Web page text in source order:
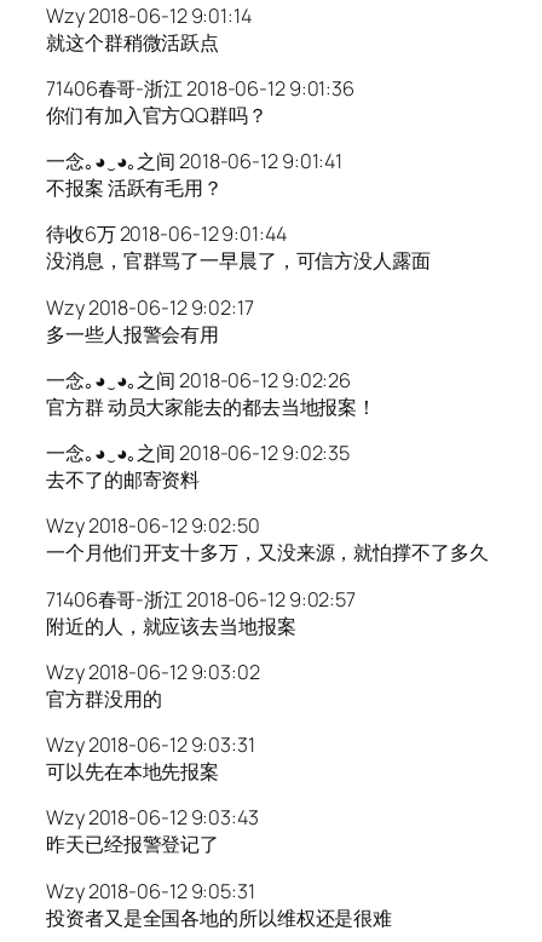
Wzy 2018-06-12 9:01:14
就这个群稍微活跃点
71406春哥-浙江 2018-06-12 9:01:36
你们有加入官方QQ群吗？
一念｡◕‿◕｡之间 2018-06-12 9:01:41
不报案 活跃有毛用？
待收6万 2018-06-12 9:01:44
没消息，官群骂了一早晨了，可信方没人露面
Wzy 2018-06-12 9:02:17
多一些人报警会有用
一念｡◕‿◕｡之间 2018-06-12 9:02:26
官方群 动员大家能去的都去当地报案！
一念｡◕‿◕｡之间 2018-06-12 9:02:35
去不了的邮寄资料
Wzy 2018-06-12 9:02:50
一个月他们开支十多万，又没来源，就怕撑不了多久
71406春哥-浙江 2018-06-12 9:02:57
附近的人，就应该去当地报案
Wzy 2018-06-12 9:03:02
官方群没用的
Wzy 2018-06-12 9:03:31
可以先在本地先报案
Wzy 2018-06-12 9:03:43
昨天已经报警登记了
Wzy 2018-06-12 9:05:31
投资者又是全国各地的所以维权还是很难